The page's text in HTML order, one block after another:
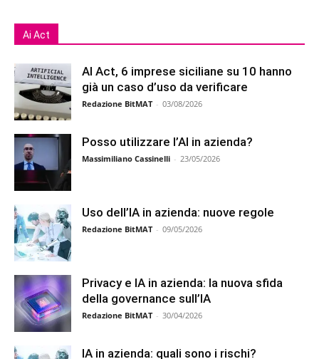
Ai Act
AI Act, 6 imprese siciliane su 10 hanno
già un caso d’uso da verificare
Redazione BitMAT - 03/08/2026
Posso utilizzare l’AI in azienda?
Massimiliano Cassinelli - 23/05/2026
Uso dell’IA in azienda: nuove regole
Redazione BitMAT - 09/05/2026
Privacy e IA in azienda: la nuova sfida
della governance sull’IA
Redazione BitMAT - 30/04/2026
IA in azienda: quali sono i rischi?